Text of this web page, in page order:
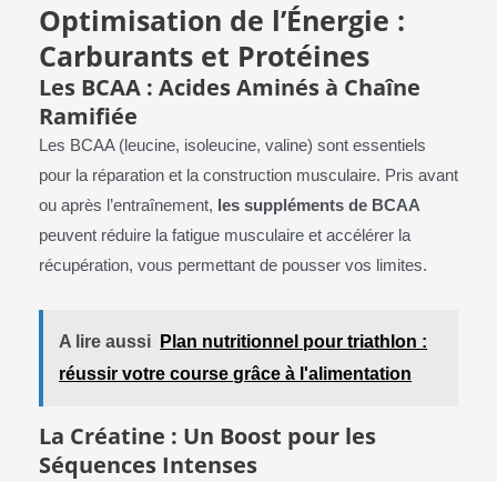
Optimisation de l’Énergie :
Carburants et Protéines
Les BCAA : Acides Aminés à Chaîne
Ramifiée
Les BCAA (leucine, isoleucine, valine) sont essentiels
pour la réparation et la construction musculaire. Pris avant
ou après l’entraînement, les suppléments de BCAA
peuvent réduire la fatigue musculaire et accélérer la
récupération, vous permettant de pousser vos limites.
A lire aussi
Plan nutritionnel pour triathlon :
réussir votre course grâce à l'alimentation
La Créatine : Un Boost pour les
Séquences Intenses